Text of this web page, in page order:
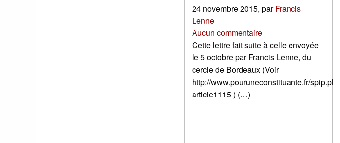
24 novembre 2015, parFrancis
Lenne
Aucun commentaire
Cette lettre fait suite à celle envoyée
le 5 octobre par Francis Lenne, du
cercle de Bordeaux (Voir
http://www.pouruneconstituante.fr/spip.php?
article1115 ) (…)